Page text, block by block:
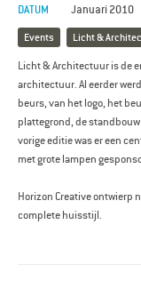
DATUM
Januari 2010
Events Licht &
Licht & Architectuur is de
architectuur. Al eerder
beurs, van het logo, het
plattegrond, de
vorige editie was er een
met grote lampen
Horizon Creative ontwierp
complete huisstijl.